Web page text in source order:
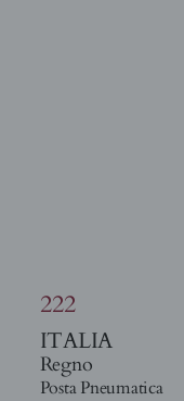
222
ITALIA
Regno
Posta Pneumatica